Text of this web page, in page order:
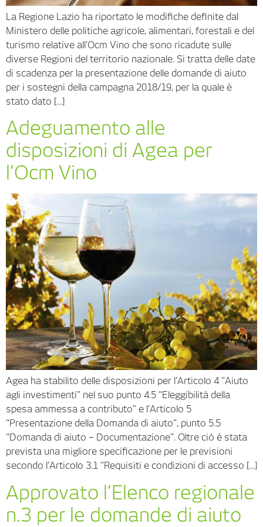
La Regione Lazio ha riportato le modifiche definite dal
Ministero delle politiche agricole, alimentari, forestali e del
turismo relative all’Ocm Vino che sono ricadute sulle
diverse Regioni del territorio nazionale. Si tratta delle date
di scadenza per la presentazione delle domande di aiuto
per i sostegni della campagna 2018/19, per la quale è
stato dato […]
Adeguamento alle
disposizioni di Agea per
l’Ocm Vino
Agea ha stabilito delle disposizioni per l’Articolo 4 “Aiuto
agli investimenti” nel suo punto 4.5 “Eleggibilità della
spesa ammessa a contributo” e l’Articolo 5
“Presentazione della Domanda di aiuto”, punto 5.5
“Domanda di aiuto – Documentazione”. Oltre ciò è stata
prevista una migliore specificazione per le previsioni
secondo l’Articolo 3.1 “Requisiti e condizioni di accesso […]
Approvato l’Elenco regionale
n.3 per le domande di aiuto